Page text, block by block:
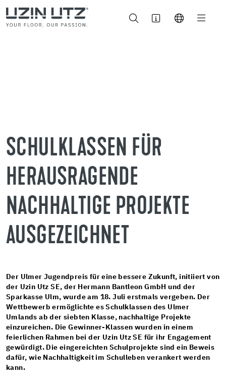
SCHULKLASSEN FÜR
HERAUSRAGENDE
NACHHALTIGE PROJEKTE
AUSGEZEICHNET
Der Ulmer Jugendpreis für eine bessere Zukunft, initiiert von
der Uzin Utz SE, der Hermann Bantleon GmbH und der
Sparkasse Ulm, wurde am 18. Juli erstmals vergeben. Der
Wettbewerb ermöglichte es Schulklassen des Ulmer
Umlands ab der siebten Klasse, nachhaltige Projekte
einzureichen. Die Gewinner-Klassen wurden in einem
feierlichen Rahmen bei der Uzin Utz SE für ihr Engagement
gewürdigt. Die eingereichten Schulprojekte sind ein Beweis
dafür, wie Nachhaltigkeit im Schulleben verankert werden
kann.